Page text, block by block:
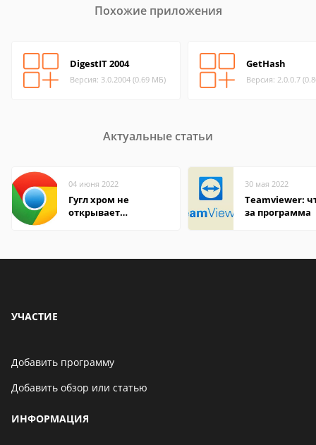
Похожие приложения
DigestIT 2004
Версия: 3.0.2004 (0.69 МБ)
GetHash
Версия: 2.0.0.7
Актуальные статьи
04 июня 2022
Гугл хром не
открывает
30 мая 2022
Teamviewer:
за программа
УЧАСТИЕ
Добавить программу
Добавить обзор или статью
ИНФОРМАЦИЯ